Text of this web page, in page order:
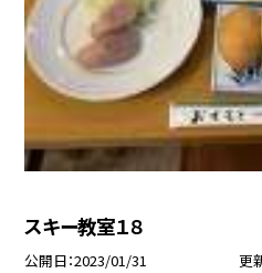
スキー教室１８
公開日 2023/01/31 更